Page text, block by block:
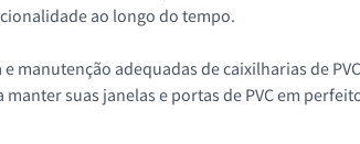
ao longo do tempo.
adequadas de caixilharias de
suas janelas e portas de PVC em